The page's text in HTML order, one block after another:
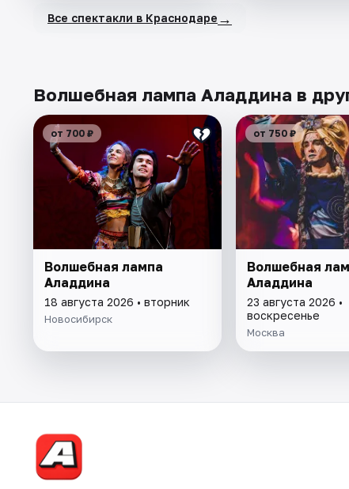
Все спектакли в Краснодаре →
Волшебная лампа Аладдина в
от 700 ₽
Волшебная лампа
Аладдина
18 августа 2026 • вторник
Новосибирск
от 750 ₽
Волшебная
Аладдина
23 августа 2026 •
воскресенье
Москва